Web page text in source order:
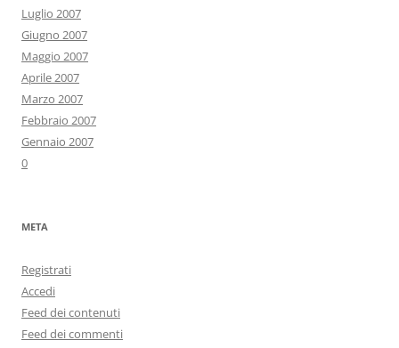
Luglio 2007
Giugno 2007
Maggio 2007
Aprile 2007
Marzo 2007
Febbraio 2007
Gennaio 2007
0
META
Registrati
Accedi
Feed dei contenuti
Feed dei commenti